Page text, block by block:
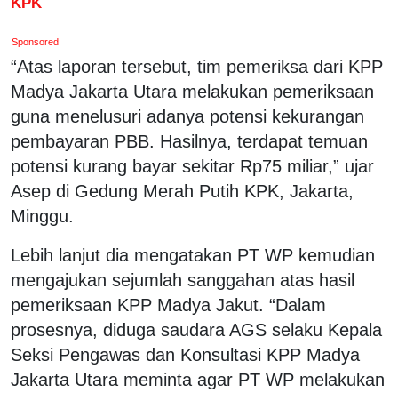
Sponsored
“Atas laporan tersebut, tim pemeriksa dari KPP
Madya Jakarta Utara melakukan pemeriksaan
guna menelusuri adanya potensi kekurangan
pembayaran PBB. Hasilnya, terdapat temuan
potensi kurang bayar sekitar Rp75 miliar,” ujar
Asep di Gedung Merah Putih KPK, Jakarta,
Minggu.
Lebih lanjut dia mengatakan PT WP kemudian
mengajukan sejumlah sanggahan atas hasil
pemeriksaan KPP Madya Jakut. “Dalam
prosesnya, diduga saudara AGS selaku Kepala
Seksi Pengawas dan Konsultasi KPP Madya
Jakarta Utara meminta agar PT WP melakukan